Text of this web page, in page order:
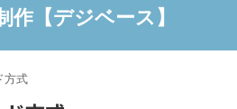
作【デジベース】
方式